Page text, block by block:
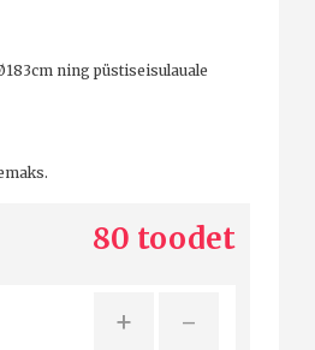
ning püstiseisulauale
80 toodet
+ -